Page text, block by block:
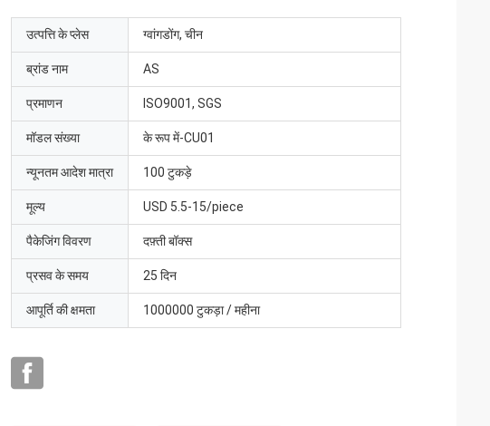
उत्पत्ति के प्लेस ग्वांगडोंग, चीन
ब्रांड नाम AS
प्रमाणन ISO9001, SGS
मॉडल संख्या के रूप में-CU01
न्यूनतम आदेश मात्रा 100 टुकड़े
मूल्य USD 5.5-15/piece
पैकेजिंग विवरण दफ़्ती बॉक्स
प्रसव के समय 25 दिन
आपूर्ति की क्षमता 1000000 टुकड़ा / महीना